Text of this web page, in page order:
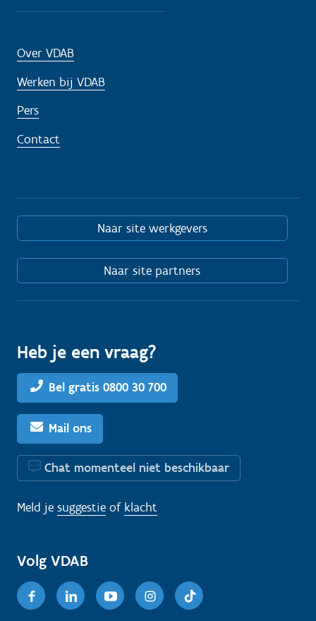
Over VDAB
Werken bij VDAB
Pers
Contact
Naar site werkgevers
Naar site partners
Heb je een vraag?
Bel gratis 0800 30 700
Mail ons
Chat momenteel niet beschikbaar
Meld je suggestie of klacht
Volg VDAB
FacebookLinkedinYoutubeInstagram